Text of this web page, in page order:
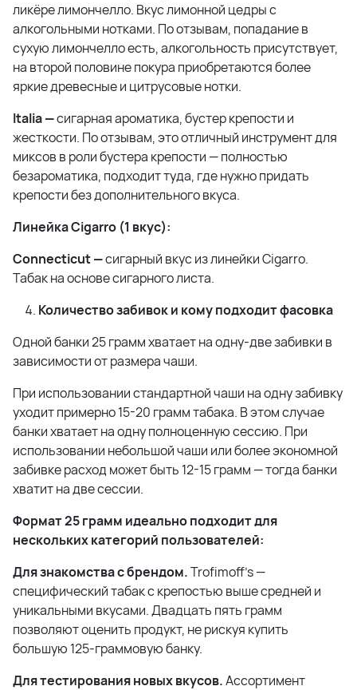
ликёре лимончелло. Вкус лимонной цедры с
алкогольными нотками. По отзывам, попадание в
сухую лимончелло есть, алкогольность присутствует,
на второй половине покура приобретаются более
яркие древесные и цитрусовые нотки.
Italia —сигарная ароматика, бустер крепости и
жесткости. По отзывам, это отличный инструмент для
миксов в роли бустера крепости — полностью
безароматика, подходит туда, где нужно придать
крепости без дополнительного вкуса.
Линейка Cigarro (1 вкус):
Connecticut —сигарный вкус из линейки Cigarro.
Табак на основе сигарного листа.
Количество забивок и кому подходит фасовка
Одной банки 25 грамм хватает на одну-две забивки в
зависимости от размера чаши.
При использовании стандартной чаши на одну забивку
уходит примерно 15-20 грамм табака. В этом случае
банки хватает на одну полноценную сессию. При
использовании небольшой чаши или более экономной
забивке расход может быть 12-15 грамм — тогда банки
хватит на две сессии.
Формат 25 грамм идеально подходит для
нескольких категорий пользователей:
Для знакомства с брендом.Trofimoff's —
специфический табак с крепостью выше средней и
уникальными вкусами. Двадцать пять грамм
позволяют оценить продукт, не рискуя купить
большую 125-граммовую банку.
Для тестирования новых вкусов.Ассортимент